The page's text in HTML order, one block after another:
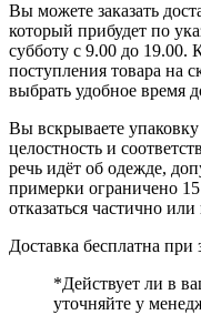
Вы можете заказать
который прибудет по
субботу с 9.00 до 19.00.
поступления товара на
выбрать удобное время
Вы вскрываете
целостность и
речь идёт об одежде,
примерки ограничено
отказаться частично
Доставка бесплатна при
*Действует ли в
уточняйте у